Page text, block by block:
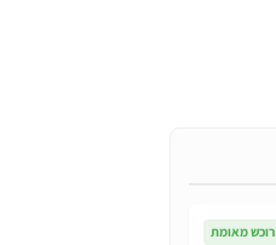
רוכש מאומת